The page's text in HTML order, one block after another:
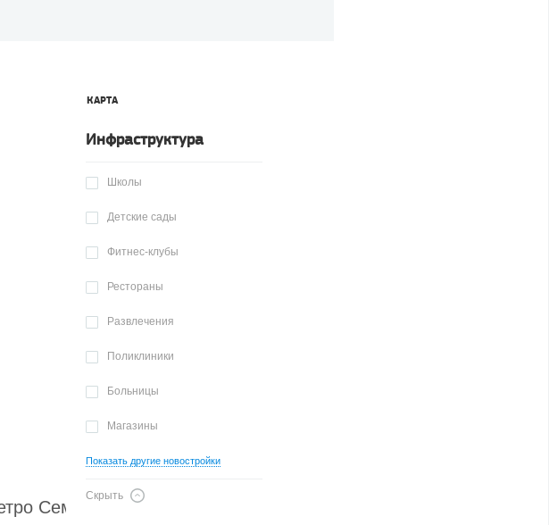
КАРТА
Инфраструктура
Школы
Детские сады
Фитнес-клубы
Рестораны
Развлечения
Поликлиники
Больницы
Магазины
Показать другие новостройки
Скрыть
Семеновская